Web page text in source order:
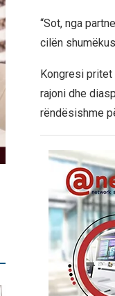
“Sot, nga
cilën
Kongresi
rajoni dhe
rëndësishme